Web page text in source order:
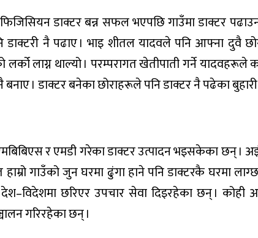
डाक्टर बन्न सफल भएपछि गाउँमा डाक्टर
डाक्टरी नै पढाए । भाइ शीतल यादवले पनि आफ्ना दुवै
लाग्न थाल्यो । परम्परागत खेतीपाती गर्ने
। डाक्टर बनेका छोराहरूले पनि डाक्टर नै पढेका बुहारी
र एमडी गरेका डाक्टर उत्पादन भइसकेका छन् ।
गाउँको जुन घरमा ढुंगा हाने पनि डाक्टरकै घरमा
छरिएर उपचार सेवा दिइरहेका छन् । कोही
गरिरहेका छन् ।